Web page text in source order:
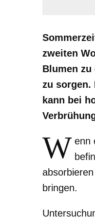
zweiten
Blumen
zu sorgen.
kann bei
W enn
bringen.